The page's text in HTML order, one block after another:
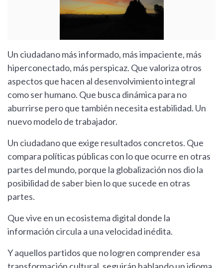
Un ciudadano más informado, más impaciente, más
hiperconectado, más perspicaz. Que valoriza otros
aspectos que hacen al desenvolvimiento integral
como ser humano. Que busca dinámica para no
aburrirse pero que también necesita estabilidad. Un
nuevo modelo de trabajador.
Un ciudadano que exige resultados concretos. Que
compara políticas públicas con lo que ocurre en otras
partes del mundo, porque la globalización nos dio la
posibilidad de saber bien lo que sucede en otras
partes.
Que vive en un ecosistema digital donde la
información circula a una velocidad inédita.
Y aquellos partidos que no logren comprender esa